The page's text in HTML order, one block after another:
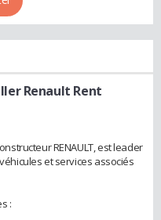
Renault Rent
RENAULT, est leader
et services associés
: